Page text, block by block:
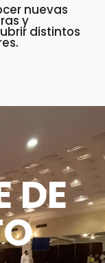
nuevas
y
distintos
DE